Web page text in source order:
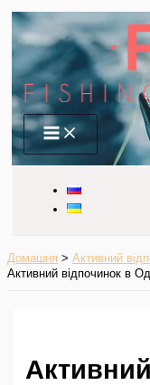
Перейти
вмісту
Main
Menu
Домашня
Активний
Активний відпочинок в